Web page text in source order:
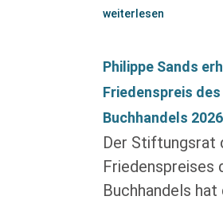
weiterlesen
Philippe Sands
Friedenspreis
Buchhandels 2026
Der Stiftungsrat
Friedenspreises
Buchhandels